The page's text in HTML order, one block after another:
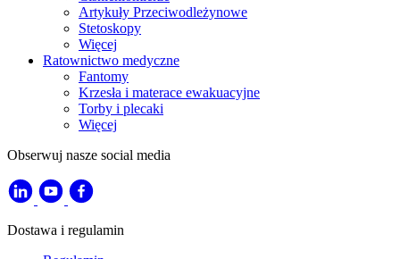
Artykuły Przeciwodleżynowe
Stetoskopy
Więcej
Ratownictwo medyczne
Fantomy
Krzesła i materace ewakuacyjne
Torby i plecaki
Więcej
Obserwuj nasze social media
Dostawa i regulamin